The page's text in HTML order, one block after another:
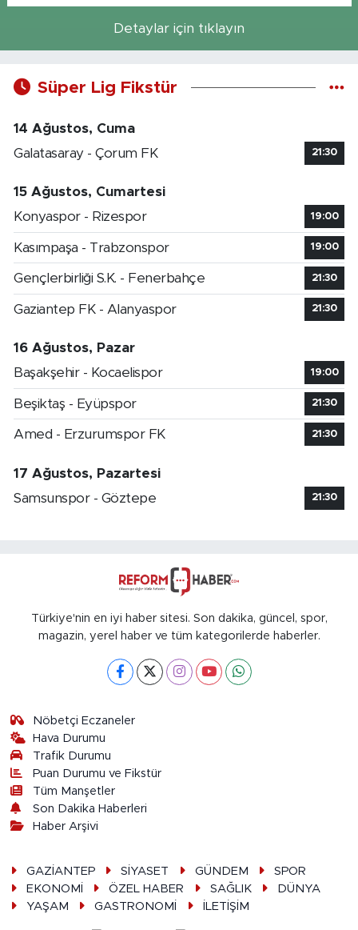
Detaylar için tıklayın
Süper Lig Fikstür
14 Ağustos, Cuma
Galatasaray - Çorum FK
21:30
15 Ağustos, Cumartesi
Konyaspor - Rizespor
19:00
Kasımpaşa - Trabzonspor 19:00
Gençlerbirliği S.K. - Fenerbahçe 21:30
Gaziantep FK - Alanyaspor 21:30
16 Ağustos, Pazar
Başakşehir - Kocaelispor
19:00
Beşiktaş - Eyüpspor 21:30
Amed - Erzurumspor FK 21:30
17 Ağustos, Pazartesi
Samsunspor - Göztepe
21:30
Türkiye'nin en iyi haber sitesi. Son dakika, güncel, spor,
magazin, yerel haber ve tüm kategorilerde haberler.
Nöbetçi Eczaneler
Hava Durumu
Trafik Durumu
Puan Durumu ve Fikstür
Tüm Manşetler
Son Dakika Haberleri
Haber Arşivi
GAZİANTEP SİYASET GÜNDEM
SPOR
EKONOMİ
ÖZEL HABER SAĞLIK
DÜNYA
YAŞAM
GASTRONOMİ İLETİŞİM